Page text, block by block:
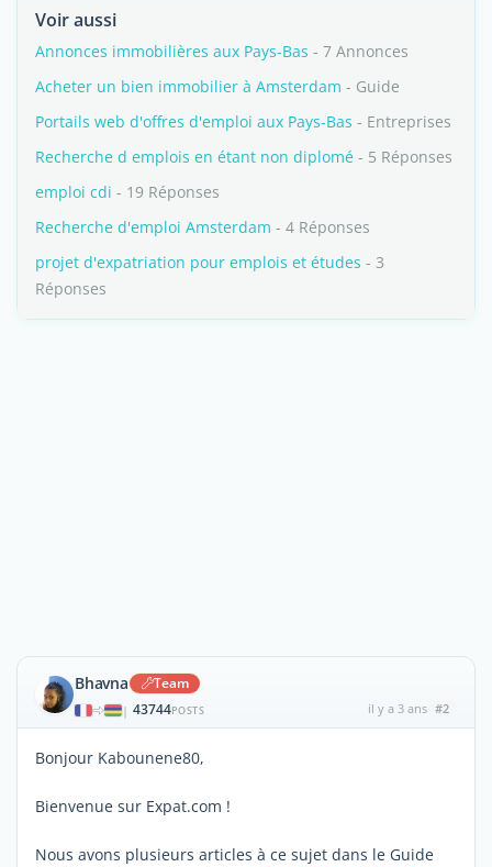
Voir aussi
Annonces immobilières aux Pays-Bas - 7 Annonces
Acheter un bien immobilier à Amsterdam - Guide
Portails web d'offres d'emploi aux Pays-Bas - Entreprises
Recherche d emplois en étant non diplomé - 5 Réponses
emploi cdi - 19 Réponses
Recherche d'emploi Amsterdam - 4 Réponses
projet d'expatriation pour emplois et études - 3
Réponses
Bhavna Team
| 43744POSTS il y a 3 ans #2
Bonjour Kabounene80,
Bienvenue sur Expat.com !
Nous avons plusieurs articles à ce sujet dans le Guide